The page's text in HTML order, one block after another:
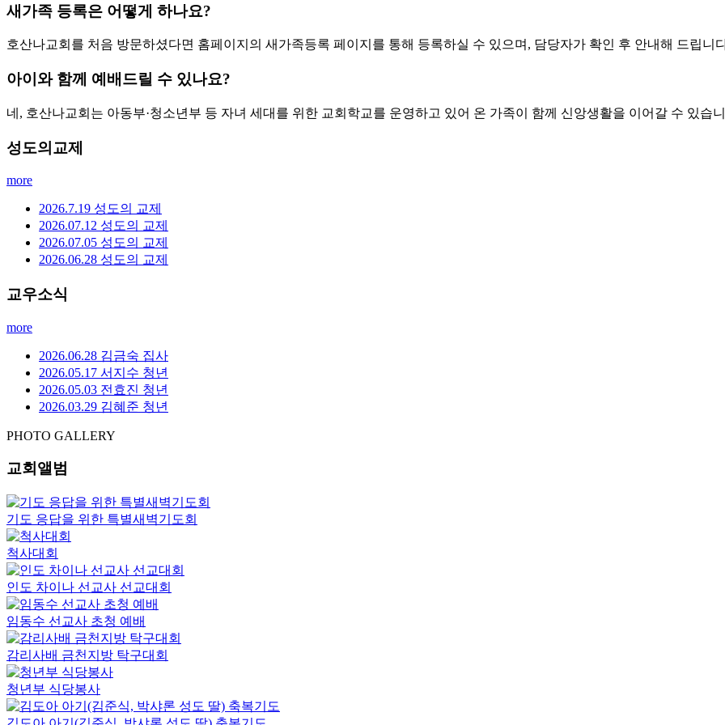
호산나교회 - 서울 금천구 독산동 교회
호산나교회는 서울특별시 금천구 독산동에 위치한 기독교대한감리회 소속 교회로, 주일예배·수요예배·새벽기도회를 비롯해
운영하고 있습니다.
주일 대예배 매주 주일 오전 10:50분
주일설교
more
임마누엘
2026.08.04. 설교자: 담임목사
예배시간
약도 및 주차
사진갤러리
말씀영상
성도의 교제
새가족등록
자주 묻는 질문
호산나교회 예배시간은 언제인가요?
호산나교회는 주일 1부 예배 오전 9시 10분, 주일 2부 예배 오전 11시, 주일 오후예배 오후 2시 30분에 드립니다. 수요예배는 오